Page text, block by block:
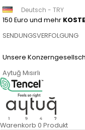
150 Euro und mehr
SENDUNGSVERFOLGUNG
Unsere
Aytuğ Mısırlı
Deutsch - TRY
Warenkorb 0 Produkt